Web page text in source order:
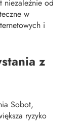
niezależnie od
w
i
z
Sobot,
ryzyko